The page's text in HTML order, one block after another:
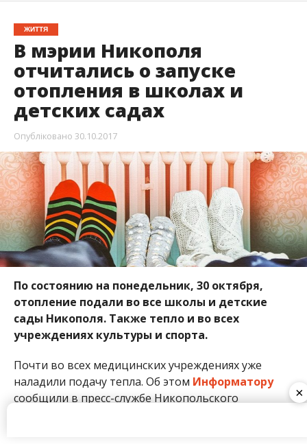
ЖИТТЯ
В мэрии Никополя
отчитались о запуске
отопления в школах и
детских садах
Опубліковано 30.10.2017
По состоянию на понедельник, 30 октября,
отопление подали во все школы и детские
сады Никополя. Также тепло и во всех
учреждениях культуры и спорта.
Почти во всех медицинских учреждениях уже
наладили подачу тепла. Об этом Информатору
сообщили в пресс-службе Никопольского
×